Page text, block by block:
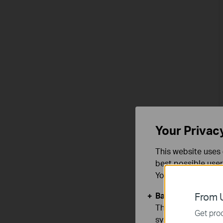
From
Get
Your
This website
best possible
You can find
Basic Cookies
These cookies
systems.